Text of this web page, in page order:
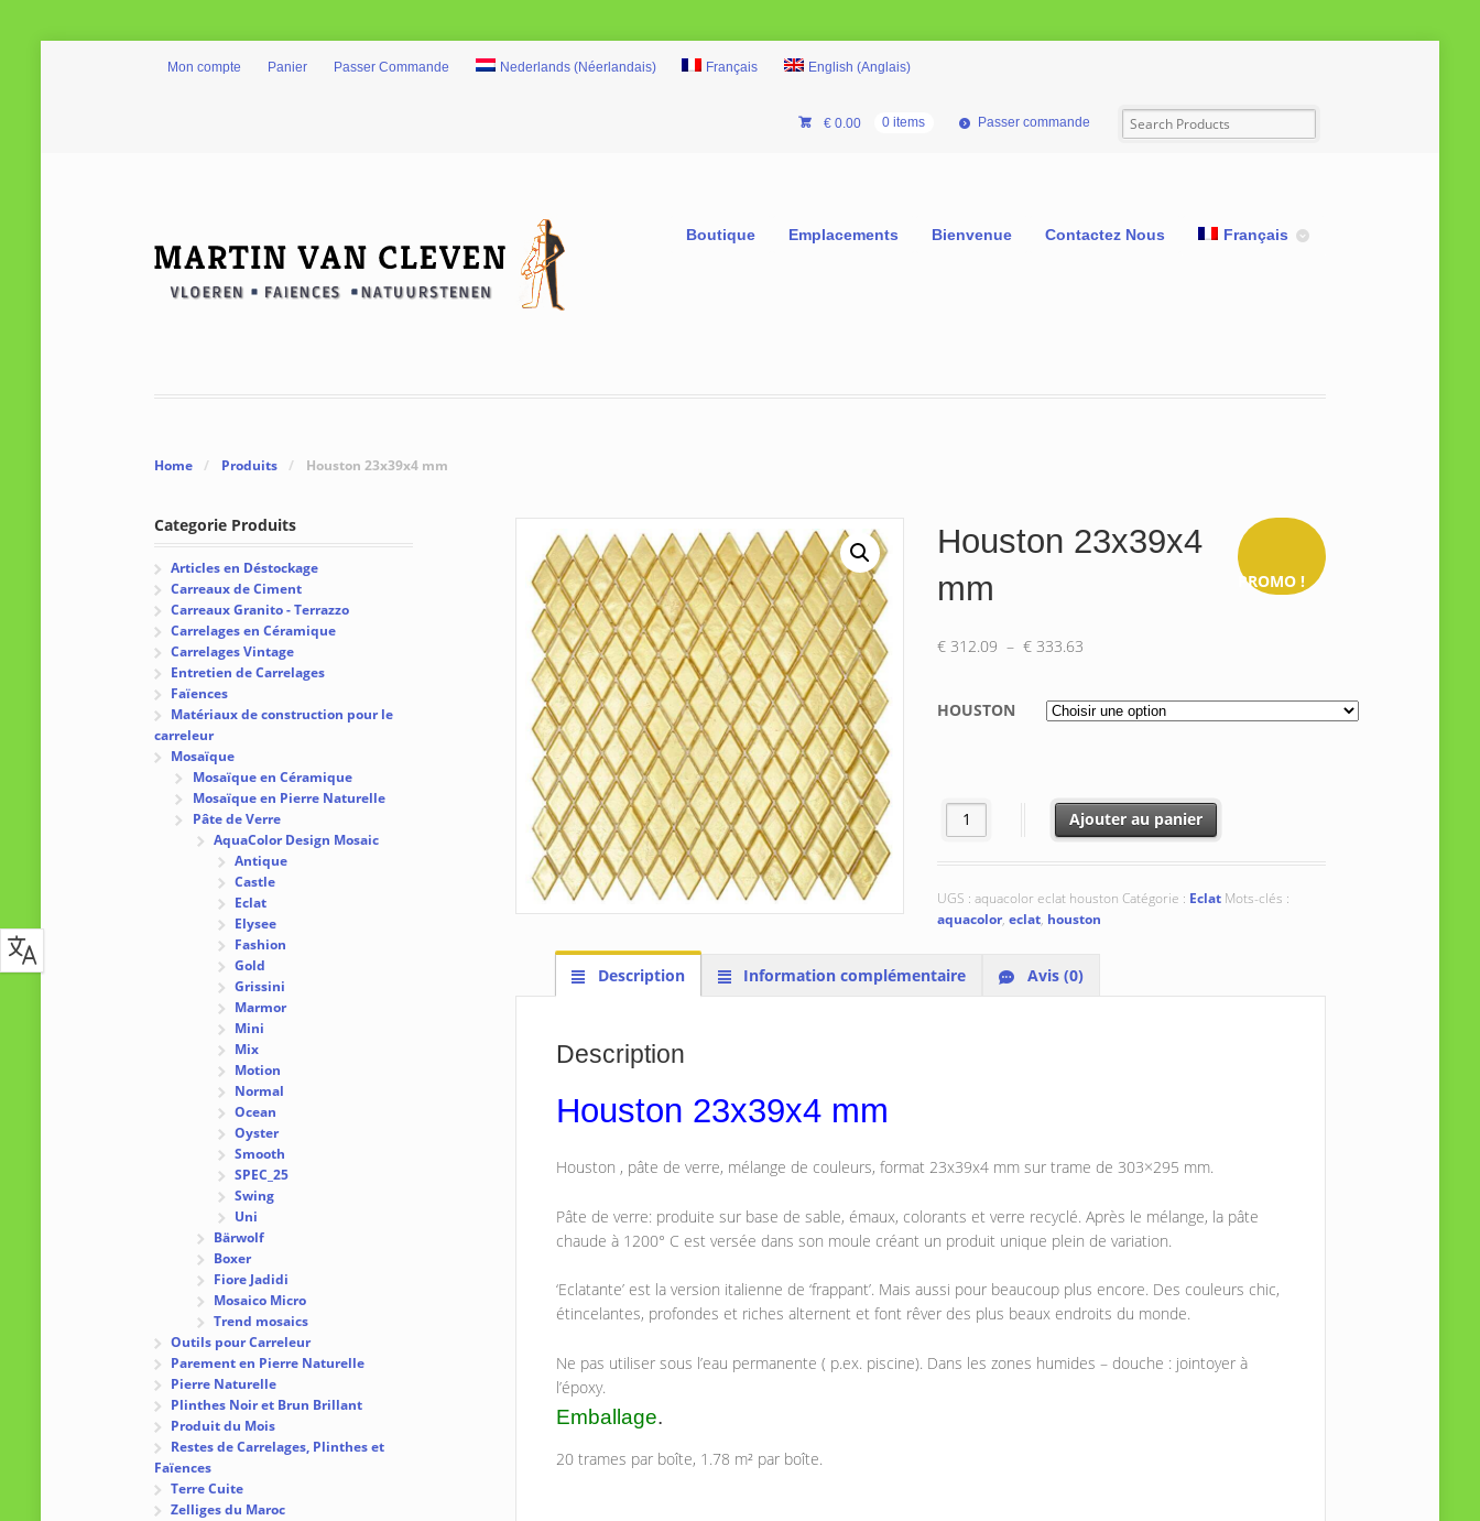
Mon compte Panier Passer Commande Nederlands(Néerlandais) Français English (Anglais)
€0.00 0 items Passer commande
Boutique Emplacements Bienvenue Contactez Nous Français
Home / Produits / Houston 23x39x4 mm
PROMO !
Houston 23x39x4
mm
€312.09 – €333.63Plage
€ 312.09
HOUSTON
quantité de Houston 23x39x4 mm
Ajouter au panier
UGS : aquacolor eclat houston Catégorie : Eclat Mots-clés :
aquacolor, eclat, houston
Description Information complémentaire Avis (0)
Description
Houston 23x39x4 mm
Houston , pâte de verre, mélange de couleurs, format 23x39x4 mm sur trame de 303×295 mm.
Pâte de verre: produite sur base de sable, émaux, colorants et verre recyclé. Après le mélange, la pâte
chaude à 1200° C est versée dans son moule créant un produit unique plein de variation.
‘Eclatante’ est la version italienne de ‘frappant’. Mais aussi pour beaucoup plus encore. Des couleurs chic,
étincelantes, profondes et riches alternent et font rêver des plus beaux endroits du monde.
Ne pas utiliser sous l’eau permanente ( p.ex. piscine). Dans les zones humides – douche : jointoyer à
l’époxy.
Emballage.
20 trames par boîte, 1.78 m² par boîte.
Categorie Produits
Articles en Déstockage
Carreaux de Ciment
Carreaux Granito - Terrazzo
Carrelages en Céramique
Carrelages Vintage
Entretien de Carrelages
Faïences
Matériaux de construction pour le
carreleur
Mosaïque
Mosaïque en Céramique
Mosaïque en Pierre Naturelle
Pâte de Verre
AquaColor Design Mosaic
Antique
Castle
Eclat
Elysee
Fashion
Gold
Grissini
Marmor
Mini
Mix
Motion
Normal
Ocean
Oyster
Smooth
SPEC_25
Swing
Uni
Bärwolf
Boxer
Fiore Jadidi
Mosaico Micro
Trend mosaics
Outils pour Carreleur
Parement en Pierre Naturelle
Pierre Naturelle
Plinthes Noir et Brun Brillant
Produit du Mois
Restes de Carrelages, Plinthes et
Faïences
Terre Cuite
Zelliges du Maroc